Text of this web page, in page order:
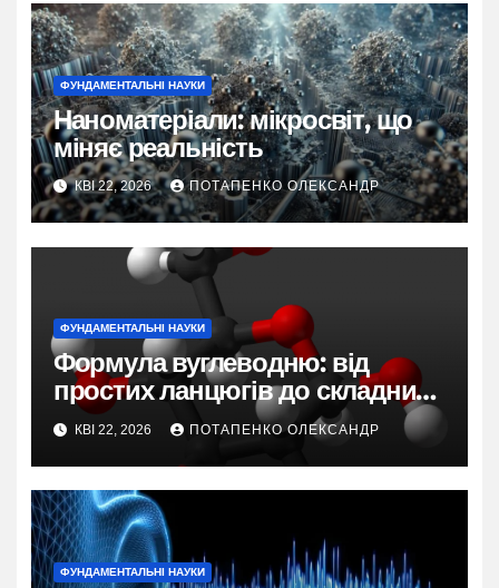
ФУНДАМЕНТАЛЬНІ НАУКИ
Наноматеріали: мікросвіт, що
міняє реальність
КВІ 22, 2026 ПОТАПЕНКО ОЛЕКСАНДР
ФУНДАМЕНТАЛЬНІ НАУКИ
Формула вуглеводню: від
простих ланцюгів до складних
ароматів
КВІ 22, 2026 ПОТАПЕНКО ОЛЕКСАНДР
ФУНДАМЕНТАЛЬНІ НАУКИ